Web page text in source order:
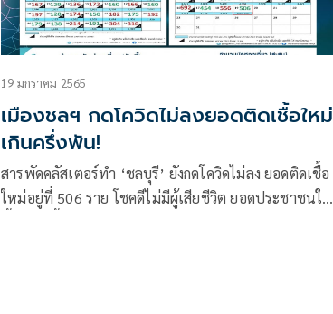
19 มกราคม 2565
เมืองชลฯ กดโควิดไม่ลงยอดติดเชื้อใหม่
เกินครึ่งพัน!
สารพัดคลัสเตอร์ทำ ‘ชลบุรี’ ยังกดโควิดไม่ลง ยอดติดเชื้อ
ใหม่อยู่ที่ 506 ราย โชคดีไม่มีผู้เสียชีวิต ยอดประชาชนใน